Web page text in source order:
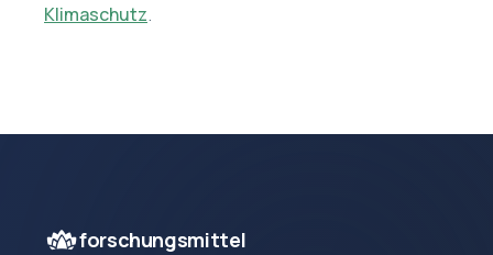
Klimaschutz.
forschungsmittel